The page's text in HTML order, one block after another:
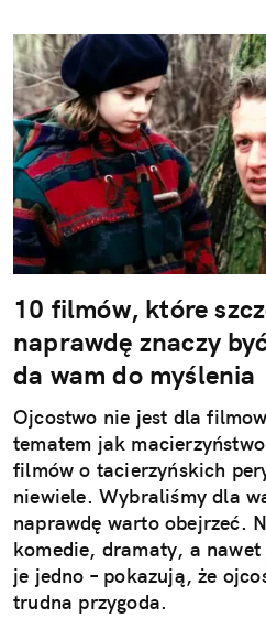
10 filmów, które
naprawdę znaczy
da wam do myślenia
Ojcostwo nie jest dla
tematem jak
filmów o tacierzyńskich
niewiele. Wybraliśmy dla
naprawdę warto obejrzeć.
komedie, dramaty, a
je jedno – pokazują, że
trudna przygoda.